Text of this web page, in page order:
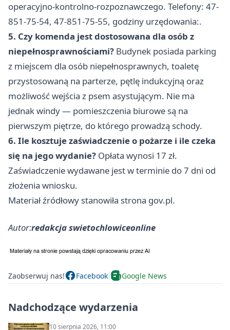
operacyjno-kontrolno-rozpoznawczego. Telefony: 47-
851-75-54, 47-851-75-55, godziny urzędowania:.
5. Czy komenda jest dostosowana dla osób z
niepełnosprawnościami? Budynek posiada parking
z miejscem dla osób niepełnosprawnych, toaletę
przystosowaną na parterze, pętlę indukcyjną oraz
możliwość wejścia z psem asystującym. Nie ma
jednak windy — pomieszczenia biurowe są na
pierwszym piętrze, do którego prowadzą schody.
6. Ile kosztuje zaświadczenie o pożarze i ile czeka
się na jego wydanie? Opłata wynosi 17 zł.
Zaświadczenie wydawane jest w terminie do 7 dni od
złożenia wniosku.
Materiał źródłowy stanowiła strona gov.pl.
Autor:redakcja swietochlowiceonline
Zaobserwuj nas! Facebook Google News
Nadchodzące wydarzenia
10 sierpnia 2026, 11:00